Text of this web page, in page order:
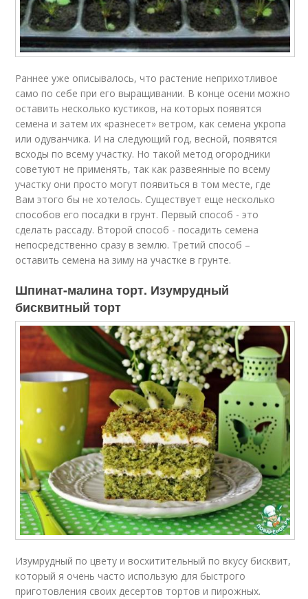
Раннее уже описывалось, что растение неприхотливое
само по себе при его выращивании. В конце осени можно
оставить несколько кустиков, на которых появятся
семена и затем их «разнесет» ветром, как семена укропа
или одуванчика. И на следующий год, весной, появятся
всходы по всему участку. Но такой метод огородники
советуют не применять, так как развеянные по всему
участку они просто могут появиться в том месте, где
Вам этого бы не хотелось. Существует еще несколько
способов его посадки в грунт. Первый способ - это
сделать рассаду. Второй способ - посадить семена
непосредственно сразу в землю. Третий способ –
оставить семена на зиму на участке в грунте.
Шпинат-малина торт. Изумрудный
бисквитный торт
Изумрудный по цвету и восхитительный по вкусу бисквит,
который я очень часто использую для быстрого
приготовления своих десертов тортов и пирожных.